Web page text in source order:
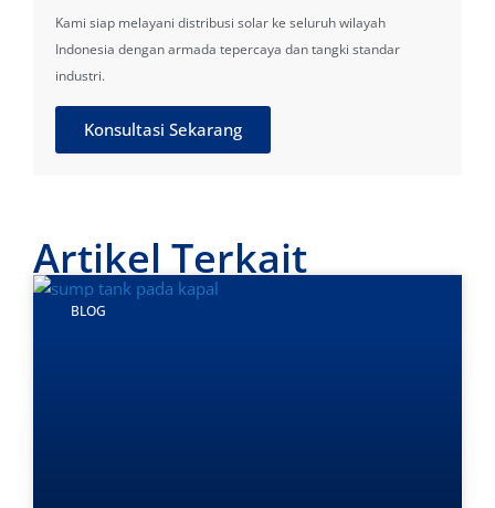
Kami siap melayani distribusi solar ke seluruh wilayah
Indonesia dengan armada tepercaya dan tangki standar
industri.
Konsultasi Sekarang
Artikel Terkait
BLOG